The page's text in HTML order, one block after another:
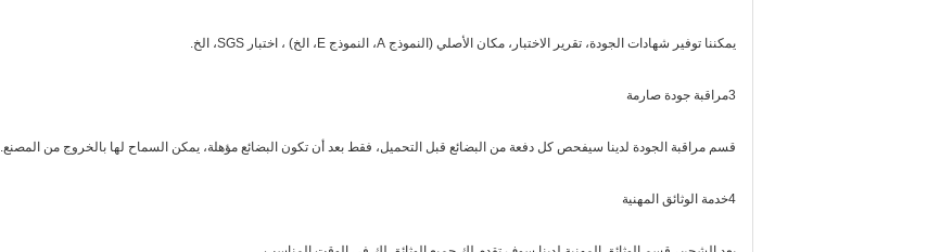
يمكننا توفير شهادات الجودة، تقرير الاختبار، مكان الأصلي (النموذج A، النموذج E، الخ) ، اختبار SGS، الخ.
3مراقبة جودة صارمة
قسم مراقبة الجودة لدينا سيفحص كل دفعة من البضائع قبل التحميل، فقط بعد أن تكون البضائع مؤهلة، يمكن السماح لها بالخروج من المصنع.
4خدمة الوثائق المهنية